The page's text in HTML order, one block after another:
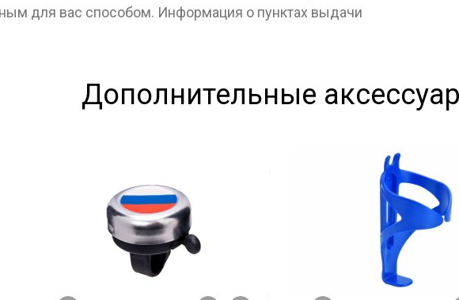
для вас способом. Информация о пунктах выдачи
Дополнительные